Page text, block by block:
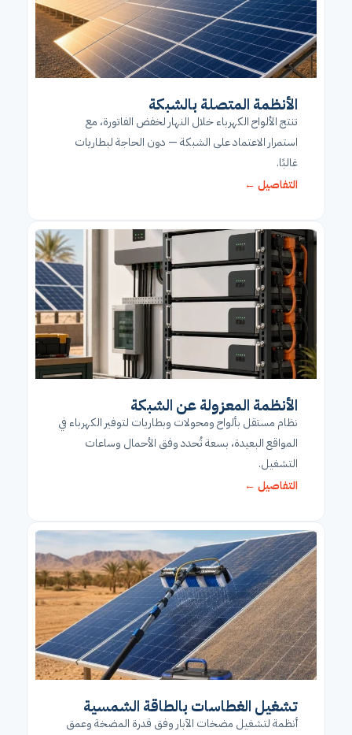
الأنظمة المتصلة بالشبكة
تنتج الألواح الكهرباء خلال النهار لخفض الفاتورة، مع
استمرار الاعتماد على الشبكة — دون الحاجة لبطاريات
غالبًا.
التفاصيل ←
الأنظمة المعزولة عن الشبكة
نظام مستقل بألواح ومحولات وبطاريات لتوفير الكهرباء في
المواقع البعيدة، بسعة تُحدد وفق الأحمال وساعات
التشغيل.
التفاصيل ←
تشغيل الغطاسات بالطاقة الشمسية
أنظمة لتشغيل مضخات الآبار وفق قدرة المضخة وعمق